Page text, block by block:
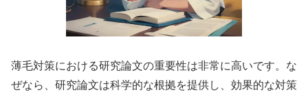
薄毛対策における研究論文の重要性は非常に高いです。な
ぜなら、研究論文は科学的な根拠を提供し、効果的な対策